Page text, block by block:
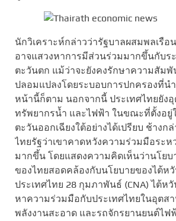
นักวิเคราะห์กล่าวว่ารัฐบาลผสมพลเรือ
อาจแสวงหาการมีส่วนร่วมมากขึ้นกับร
ตะวันตก แม้ว่าจะยังคงรักษาความสัม
ปลอมแปลงโดยระบอบการปกครองที่น
หน้านี้ก็ตาม นอกจากนี้ ประเทศไทยยัง
ทรัพยากรน้ำ และไฟฟ้า ในขณะที่ตั้งอยู่ใ
ตะวันออกเฉียงใต้อย่างได้เปรียบ ช้างก
ไทยรัฐว่าเขาคาดหวังความร่วมมือระห
มากขึ้น โดยแสดงความคิดเห็นว่านโยบ
ของไทยสอดคล้องกับนโยบายของไต้หวั
ประเทศไทย 28 กุมภาพันธ์ (CNA) ไต้ห
หาความร่วมมือกับประเทศไทยในอุตส
พลังงานสะอาด และรถจักรยานยนต์ไฟ